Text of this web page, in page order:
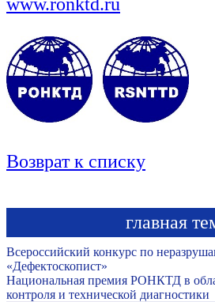
Возврат к списку
главная
Всероссийский конкурс по
«Дефектоскопист»
Национальная премия РОНКТД в
контроля и технической диагностики